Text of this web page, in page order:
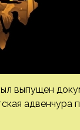
выпущен
адвенчура